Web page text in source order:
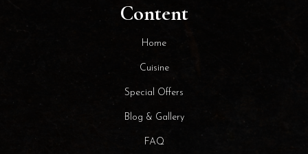
Content
Home
Cuisine
Special Offers
Blog & Gallery
FAQ